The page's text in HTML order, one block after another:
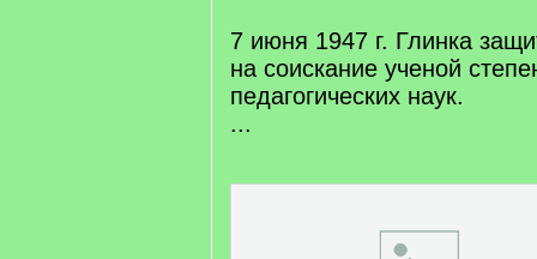
7 июня 1947 г. Глинка
на соискание ученой
педагогических наук.
...